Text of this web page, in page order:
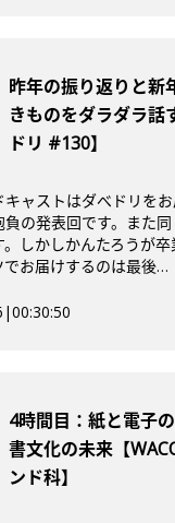
昨年の振り返りと新
きものをダラダラ話
ドリ #130】
ャストはダべドリを
の発表回です。また
しかしかんたろうが
でお届けするのは最後…
|00:30:50
4時間目：紙と電子
書文化の未来【
ンド科】